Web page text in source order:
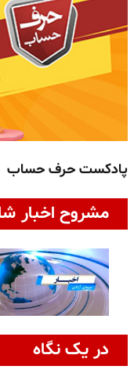
پادکست حرف حساب
مشروح اخبار
در یک نگاه